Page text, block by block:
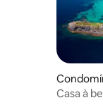
Casa à